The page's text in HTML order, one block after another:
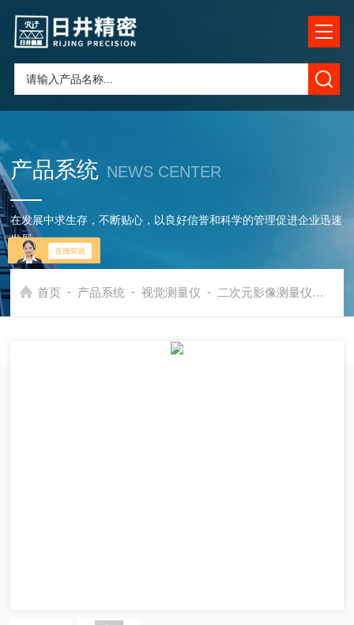
产品系统 NEWS CENTER
在发展中求生存，不断贴心，以良好信誉和科学的管理促进企业迅速
发展
首页 - 产品系统 - 视觉测量仪 - 二次元影像测量仪